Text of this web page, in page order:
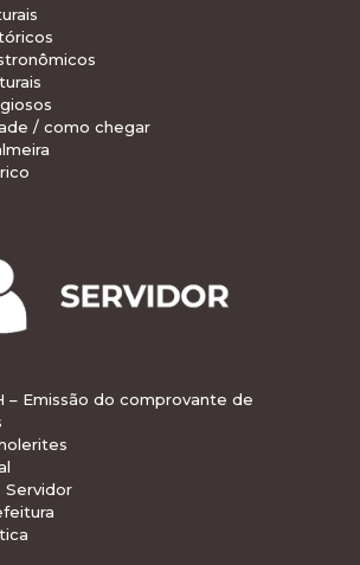
/ como chegar
– Emissão do comprovante de
Servidor